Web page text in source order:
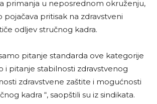
primanja u neposrednom okruženju,
pritisak na zdravstveni
odljev stručnog kadra.
pitanje standarda ove kategorije
i pitanje stabilnosti zdravstvenog
zdravstvene zaštite i mogućnosti
kadra “, saopštili su iz sindikata.